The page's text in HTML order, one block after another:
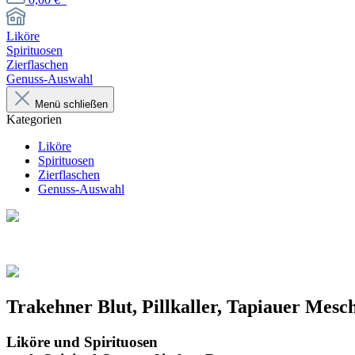
Liköre
Spirituosen
Zierflaschen
Genuss-Auswahl
Menü schließen
Kategorien
Liköre
Spirituosen
Zierflaschen
Genuss-Auswahl
Trakehner Blut, Pillkaller, Tapiauer
Liköre und Spirituosen